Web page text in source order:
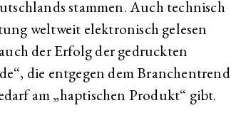
stammen. Auch technisch
weltweit elektronisch gelesen
der Erfolg der gedruckten
die entgegen dem Branchentrend
am „haptischen Produkt“ gibt.